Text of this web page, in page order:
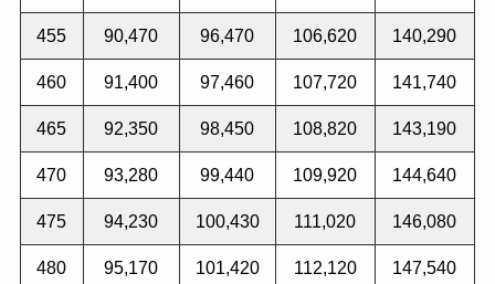
455 90,470 96,470 106,620 140,290
460 91,400 97,460 107,720 141,740
465 92,350 98,450 108,820 143,190
470 93,280 99,440 109,920 144,640
475 94,230 100,430 111,020 146,080
480 95,170 101,420 112,120 147,540